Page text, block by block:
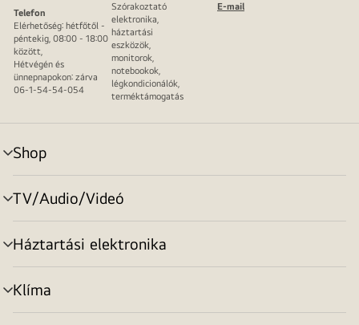
Telefon
Elérhetőség: hétfőtől -
péntekig, 08:00 - 18:00
között,
Hétvégén és
ünnepnapokon: zárva
06-1-54-54-054
Szórakoztató
elektronika,
háztartási
eszközök,
monitorok,
notebookok,
légkondicionálók,
terméktámogatás
E-mail
Shop
menu
toggle
TV/Audio/Videó
menu
toggle
Háztartási elektronika
menu
toggle
Klíma
menu
toggle